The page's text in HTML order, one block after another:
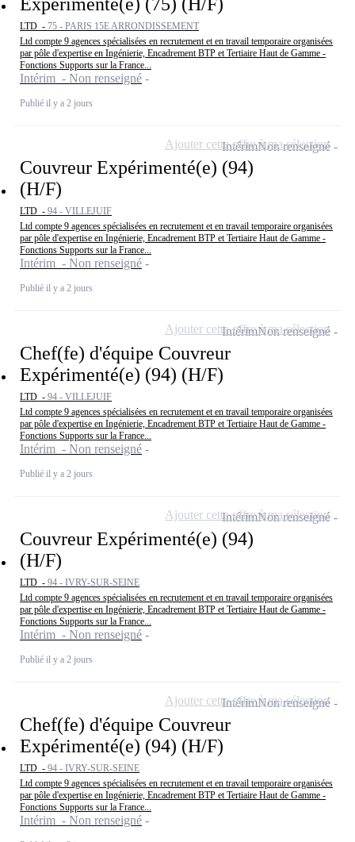
LTD - 75 - PARIS 15E ARRONDISSEMENT
Ltd compte 9 agences spécialisées en recrutement et en travail temporaire organisées
par pôle d'expertise en Ingénierie, Encadrement BTP et Tertiaire Haut de Gamme -
Fonctions Supports sur la France...
Intérim - Non renseigné
Publié il y a 2 jours
Couvreur Expérimenté(e) (94)
(H/F)
LTD - 94 - VILLEJUIF
Ltd compte 9 agences spécialisées en recrutement et en travail temporaire organisées
par pôle d'expertise en Ingénierie, Encadrement BTP et Tertiaire Haut de Gamme -
Fonctions Supports sur la France...
Intérim - Non renseigné
Publié il y a 2 jours
IntérimNon renseigné
Ajouter cette offre à ma sélection
Chef(fe) d'équipe Couvreur
Expérimenté(e) (94) (H/F)
LTD - 94 - VILLEJUIF
Ltd compte 9 agences spécialisées en recrutement et en travail temporaire organisées
par pôle d'expertise en Ingénierie, Encadrement BTP et Tertiaire Haut de Gamme -
Fonctions Supports sur la France...
Intérim - Non renseigné
Publié il y a 2 jours
IntérimNon renseigné
Ajouter cette offre à ma sélection
Couvreur Expérimenté(e) (94)
(H/F)
LTD - 94 - IVRY-SUR-SEINE
Ltd compte 9 agences spécialisées en recrutement et en travail temporaire organisées
par pôle d'expertise en Ingénierie, Encadrement BTP et Tertiaire Haut de Gamme -
Fonctions Supports sur la France...
Intérim - Non renseigné
Publié il y a 2 jours
IntérimNon renseigné
Ajouter cette offre à ma sélection
Chef(fe) d'équipe Couvreur
Expérimenté(e) (94) (H/F)
LTD - 94 - IVRY-SUR-SEINE
Ltd compte 9 agences spécialisées en recrutement et en travail temporaire organisées
par pôle d'expertise en Ingénierie, Encadrement BTP et Tertiaire Haut de Gamme -
Fonctions Supports sur la France...
Intérim - Non renseigné
IntérimNon renseigné
Ajouter cette offre à ma sélection